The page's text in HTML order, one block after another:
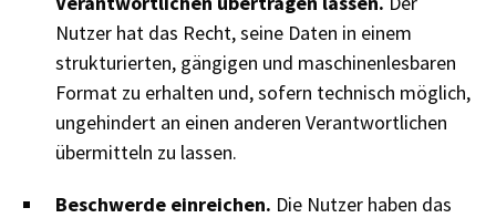
Nutzer hat das Recht, seine Daten in einem
strukturierten, gängigen und maschinenlesbaren
Format zu erhalten und, sofern technisch möglich,
ungehindert an einen anderen Verantwortlichen
übermitteln zu lassen.
Beschwerde einreichen. Die Nutzer haben das